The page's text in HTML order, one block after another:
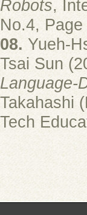
Robots,
No.4,
08. Yueh-
Tsai Sun
Language-
Takahashi
Tech